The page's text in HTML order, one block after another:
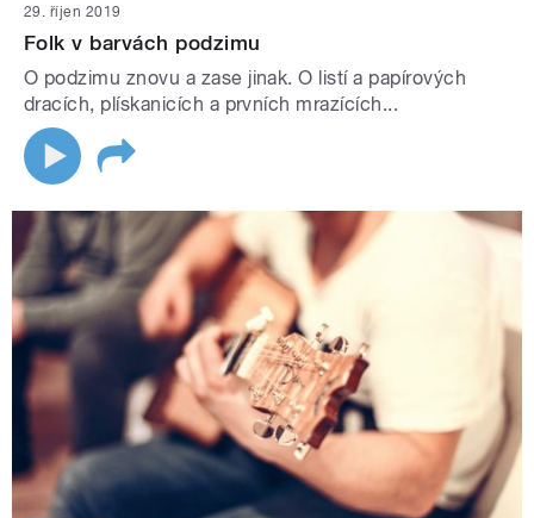
29. říjen 2019
Folk v barvách podzimu
O podzimu znovu a zase jinak. O listí a papírových
dracích, plískanicích a prvních mrazících...